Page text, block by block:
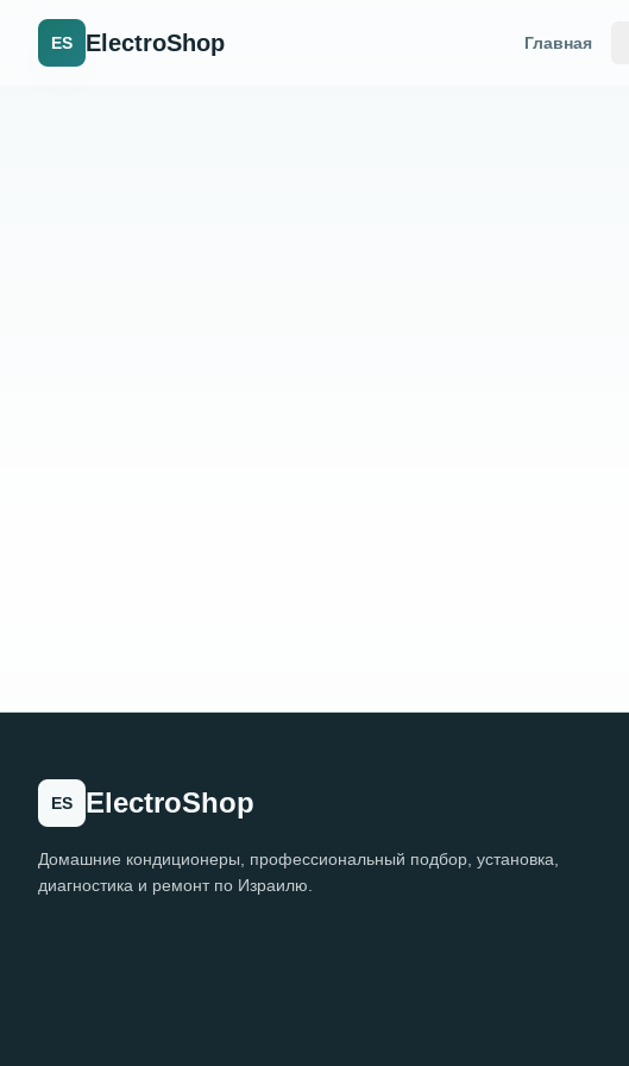
ES ElectroShop Главная
ES ElectroShop
Домашние кондиционеры, профессиональный подбор, установка,
диагностика и ремонт по Израилю.